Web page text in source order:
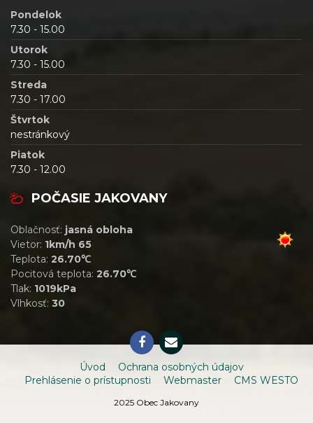
Pondelok
7.30 - 15.00
Utorok
7.30 - 15.00
Streda
7.30 - 17.00
Štvrtok
nestránkový
Piatok
7.30 - 12.00
POČASIE JAKOVANY
Oblačnosť: jasná obloha
Vietor: 1km/h 65
Teplota: 26.70℃
Pocitová teplota: 26.70℃
Tlak: 1019kPa
Vlhkosť: 30
Úvod
Ochrana osobných údajov
Prehlásenie o prístupnosti
Webmaster CMS WESTO
2025 Obec Jakovany